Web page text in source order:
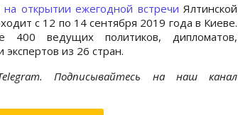
открытии ежегодной встречи Ялтинской
с 12 по 14 сентября 2019 года в Киеве.
ведущих политиков, дипломатов,
из 26 стран.
Подписывайтесь на наш канал